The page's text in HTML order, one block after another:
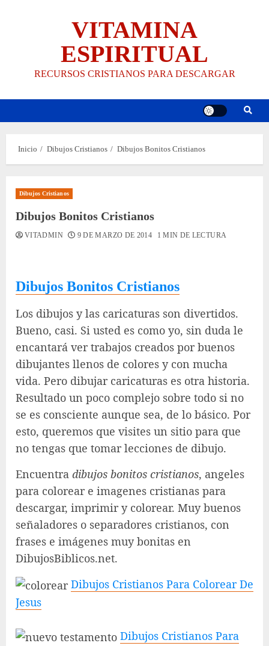
VITAMINA
ESPIRITUAL
RECURSOS CRISTIANOS PARA DESCARGAR
Inicio Dibujos Cristianos Dibujos Bonitos Cristianos
Dibujos Cristianos
Dibujos Bonitos Cristianos
VITADMIN 9 DE MARZO DE 2014 1 MIN DE LECTURA
Dibujos Bonitos Cristianos
Los dibujos y las caricaturas son divertidos.
Bueno, casi. Si usted es como yo, sin duda le
encantará ver trabajos creados por buenos
dibujantes llenos de colores y con mucha
vida. Pero dibujar caricaturas es otra historia.
Resultado un poco complejo sobre todo si no
se es consciente aunque sea, de lo básico. Por
esto, queremos que visites un sitio para que
no tengas que tomar lecciones de dibujo.
Encuentra dibujos bonitos cristianos, angeles
para colorear e imagenes cristianas para
descargar, imprimir y colorear. Muy buenos
señaladores o separadores cristianos, con
frases e imágenes muy bonitas en
DibujosBiblicos.net.
Dibujos Cristianos Para Colorear De
Jesus
Dibujos Cristianos Para